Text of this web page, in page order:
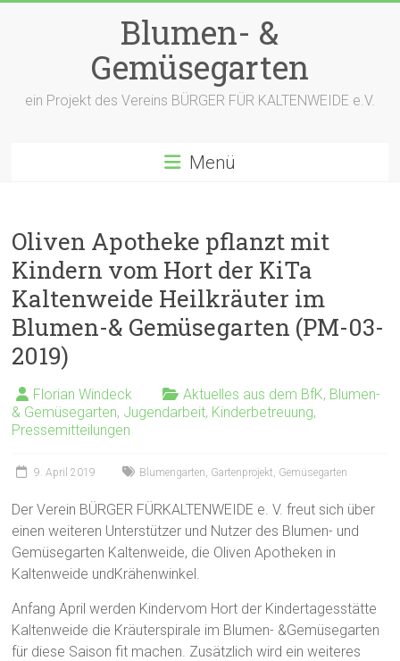
Blumen- &
Gemüsegarten
ein Projekt des Vereins BÜRGER FÜR KALTENWEIDE e.V.
Menü
Oliven Apotheke pflanzt mit
Kindern vom Hort der KiTa
Kaltenweide Heilkräuter im
Blumen-& Gemüsegarten (PM-03-
2019)
Florian Windeck Aktuelles aus dem BfK, Blumen-
& Gemüsegarten, Jugendarbeit, Kinderbetreuung,
Pressemitteilungen
9. April 2019 Blumengarten, Gartenprojekt, Gemüsegarten
Der Verein BÜRGER FÜRKALTENWEIDE e. V. freut sich über
einen weiteren Unterstützer und Nutzer des Blumen- und
Gemüsegarten Kaltenweide, die Oliven Apotheken in
Kaltenweide undKrähenwinkel.
Anfang April werden Kindervom Hort der Kindertagesstätte
Kaltenweide die Kräuterspirale im Blumen- &Gemüsegarten
für diese Saison fit machen. Zusätzlich wird ein weiteres